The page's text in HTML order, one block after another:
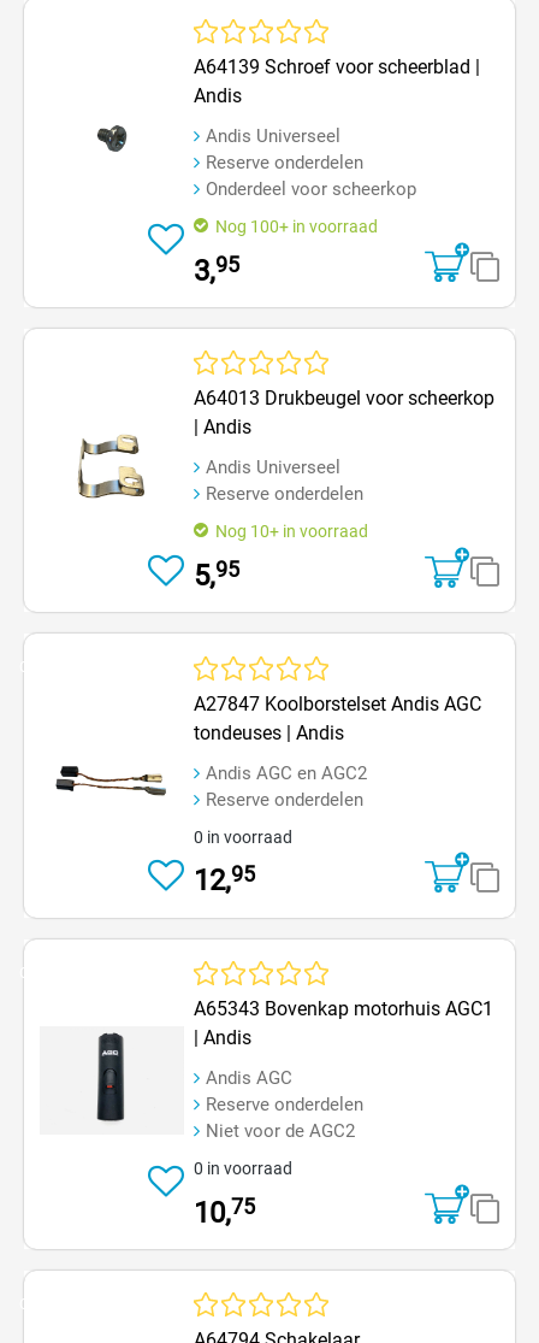
A64139 Schroef voor scheerblad |
Andis
Andis Universeel
Reserve onderdelen
Onderdeel voor scheerkop
Nog 100+ in voorraad
3,95
Gemiddelde waardering van 0 van 5 sterren
A64013 Drukbeugel voor scheerkop
| Andis
Andis Universeel
Reserve onderdelen
Nog 10+ in voorraad
5,95
Op=Op
A27847 Koolborstelset Andis AGC
tondeuses | Andis
Andis AGC en AGC2
Reserve onderdelen
0 in voorraad
12,95
Op=Op
A65343 Bovenkap motorhuis AGC1
| Andis
Andis AGC
Reserve onderdelen
Niet voor de AGC2
0 in voorraad
10,75
Op=Op
Gemiddelde waardering van 0 van 5 sterren